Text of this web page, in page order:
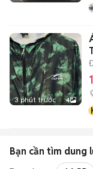
3 phút trước 4
Bạn cần tìm dung